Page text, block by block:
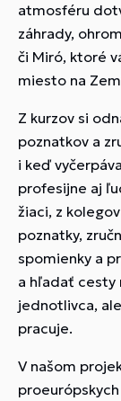
atmosféru
záhrady,
či Miró, ktoré
miesto na
Z kurzov si
poznatkov a
i keď
profesijne aj
žiaci, z
poznatky,
spomienky a
a hľadať cesty
jednotlivca,
pracuje.
V našom